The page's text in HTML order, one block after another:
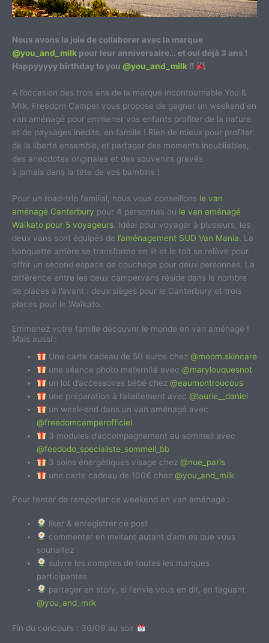
Nous avons la joie de collaborer avec la marque
@you_and_milk pour leur anniversaire… et oui déjà 3 ans !
Happyyyyy birthday to you @you_and_milk !!
A l’occasion des trois ans de la marque incontournable You &
Milk, Freedom Camper vous propose de gagner un weekend en
van aménagé pour emmener vos enfants profiter de la nature
et de paysages inédits, en famille ! Rien de mieux pour profiter
de la liberté ensemble, et partager des moments inoubliables,
des anecdotes originales et des souvenirs gravés
à jamais dans la tête de vos bambins !
Pour un road-trip familial, nous vous conseillons le van
aménagé Canterbury pour 4 personnes ou le van aménagé
Waïkato pour 5 voyageurs . Idéal pour voyager à plusieurs, les
deux vans sont équipés de l’aménagement SUD Van Mania . La
banquette arrière se transforme en lit et le toit se relève pour
offrir un second espace de couchage pour deux personnes. La
différence entre les deux campervans réside dans le nombre
de places à l’avant : deux sièges pour le Canterbury et trois
places pour le Waïkato.
Emmenez votre famille découvrir le monde en van aménagé !
Mais aussi :
Une carte cadeau de 50 euros chez @moom.skincare
une séance photo maternité avec @marylouquesnot
un lot d’accessoires bébé chez @eaumontroucous
une préparation à l’allaitement avec @laurie__daniel
un week-end dans un van aménagé avec
@freedomcamperofficiel
3 modules d’accompagnement au sommeil avec
@feedodo_specialiste_sommeil_bb
3 soins énergétiques visage chez @nue_paris
une carte cadeau de 100€ chez @you_and_milk
Pour tenter de remporter ce weekend en van aménagé :
liker & enregistrer ce post
commenter en invitant autant d’ami.es que vous
souhaitez
suivre les comptes de toutes les marques
participantes
partager en story, si l’envie vous en dit, en taguant
@you_and_milk
Fin du concours : 30/09 au soir